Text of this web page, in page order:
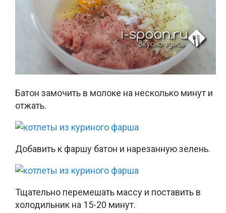
Батон замочить в молоке на несколько минут и
отжать.
Добавить к фаршу батон и нарезанную зелень.
Тщательно перемешать массу и поставить в
холодильник на 15-20 минут.